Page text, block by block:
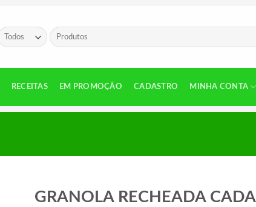
Pesquisar
por:
RECEITAS EM PROMOÇÃO CADASTRO MINHA CONTA
GRANOLA RECHEADA CADA